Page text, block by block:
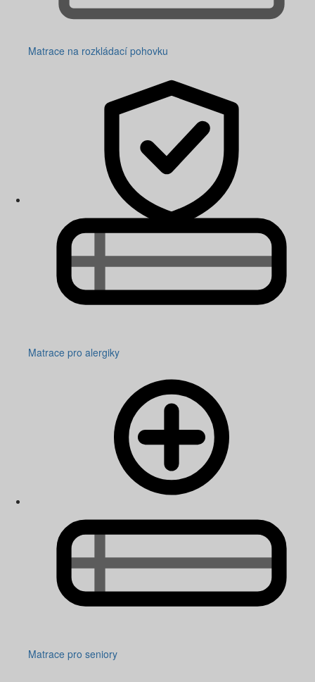
Matrace na rozkládací pohovku
Matrace pro alergiky
Matrace pro seniory